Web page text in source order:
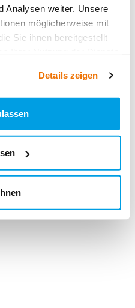
Analysen weiter. Unsere
möglicherweise mit
Sie ihnen bereitgestellt
Details zeigen